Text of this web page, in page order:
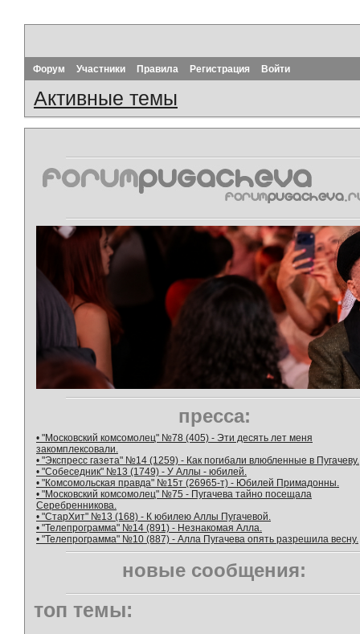
Форум Участники Правила Регистрация Войти
Активные темы
пресса:
• "Московский комсомолец" №78 (405) - Эти десять лет меня
закомплексовали.
• "Экспресс газета" №14 (1259) - Как погибали влюбленные в Пугачеву.
• "Собеседник" №13 (1749) - У Аллы - юбилей.
• "Комсомольская правда" №15т (26965-т) - Юбилей Примадонны.
• "Московский комсомолец" №75 - Пугачева тайно посещала
Серебренникова.
• "СтарХит" №13 (168) - К юбилею Аллы Пугачевой.
• "Телепрограмма" №14 (891) - Незнакомая Алла.
• "Телепрограмма" №10 (887) - Алла Пугачева опять разрешила весну.
новые сообщения:
топ темы: